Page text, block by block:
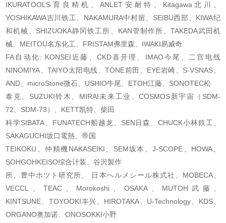
IKURATOOLS育良精机、ANLET安耐特、Kitagawa北川、
YOSHIKAWA吉川铁工、NAKAMURA中村留、SEIBU西部、KIWA纪
和机械、 SHIZUOKA静冈铁工所、KAN管制作所、TAKEDA武田机
械、MEITOU名东化工、FRISTAM弗里森、IWAKI易威奇
FA自动化: KONSEI近藤、CKD喜开理、IMAO今尾、二宫电线
NINOMIYA、TAIYO太阳电线、TONE前田、EYE岩崎、S-VSNAS、
AND、microStone微石、USHIO牛尾、ETOH江藤、SONOTEC松
泰克、SUZUKI铃木、MIRAI未来工业、COSMOS新宇宙（SDM-
72、SDM-73）、KETT凯特、柴田
科学SIBATA、FUNATECH船越龙、SEN日森、CHUCK小林鉄工、
SAKAGUCHI坂口電熱、帝国
TEIKOKU、仲精機NAKASEIKI、SEM坂本、J-SCOPE、HOWA、
SOHGOHKEISO综合计装、谷沢製作
所、豊中ホツト研究所、 日本へルメシール株式社、MOBECA、
VECCL、TEAC、Morokoshi、 OSAKA、MUTOH武藤、
KINTSUNE、TOYOOKI丰兴、HIROTAKA、U-Technology、KDS、
ORGANO奥加诺、ONOSOKKI小野